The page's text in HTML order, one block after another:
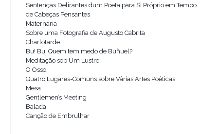
Sentenças Delirantes dum Poeta para Si Próprio em Tempo
de Cabeças Pensantes
Maternária
Sobre uma Fotografia de Augusto Cabrita
Charlotarde
Bu! Bu! Quem tem medo de Buñuel?
Meditação sob Um Lustre
O Osso
Quatro Lugares-Comuns sobre Várias Artes Poéticas
Mesa
Gentlemen’s Meeting
Balada
Canção de Embrulhar